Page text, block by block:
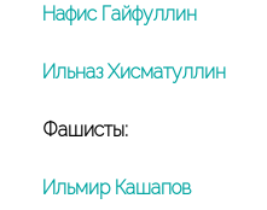
Нафис Гайфуллин
Ильназ Хисматуллин
Фашисты:
Ильмир Кашапов